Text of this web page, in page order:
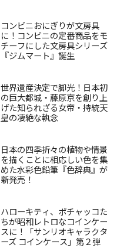
コンビニおにぎりが文房具
に！コンビニの定番商品をモ
チーフにした文房具シリーズ
『ジムマート』誕生
世界遺産決定で脚光！日本初
の巨大都城・藤原京を創り上
げた知られざる女帝・持統天
皇の凄絶な執念
日本の四季折々の植物や情景
を描くことに相応しい色を集
めた水彩色鉛筆『色辞典』が
新発売！
ハローキティ、ポチャッコた
ちが昭和レトロなコインケー
スに！「サンリオキャラクタ
ーズ コインケース」第２弾